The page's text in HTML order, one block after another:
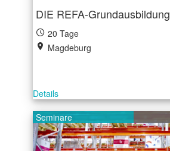
DIE REFA-Grundausbildung
20 Tage
Magdeburg
Details
Seminare